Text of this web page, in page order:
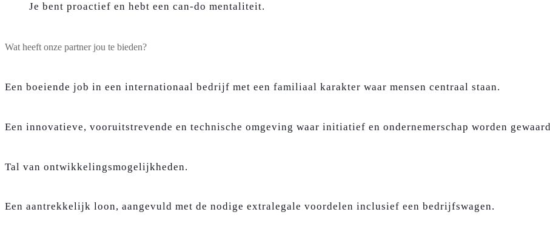
Je bent proactief en hebt een can-do mentaliteit.
Wat heeft onze partner jou te bieden?
Een boeiende job in een internationaal bedrijf met een familiaal karakter waar mensen centraal staan.
Een innovatieve, vooruitstrevende en technische omgeving waar initiatief en ondernemerschap worden
Tal van ontwikkelingsmogelijkheden.
Een aantrekkelijk loon, aangevuld met de nodige extralegale voordelen inclusief een bedrijfswagen.